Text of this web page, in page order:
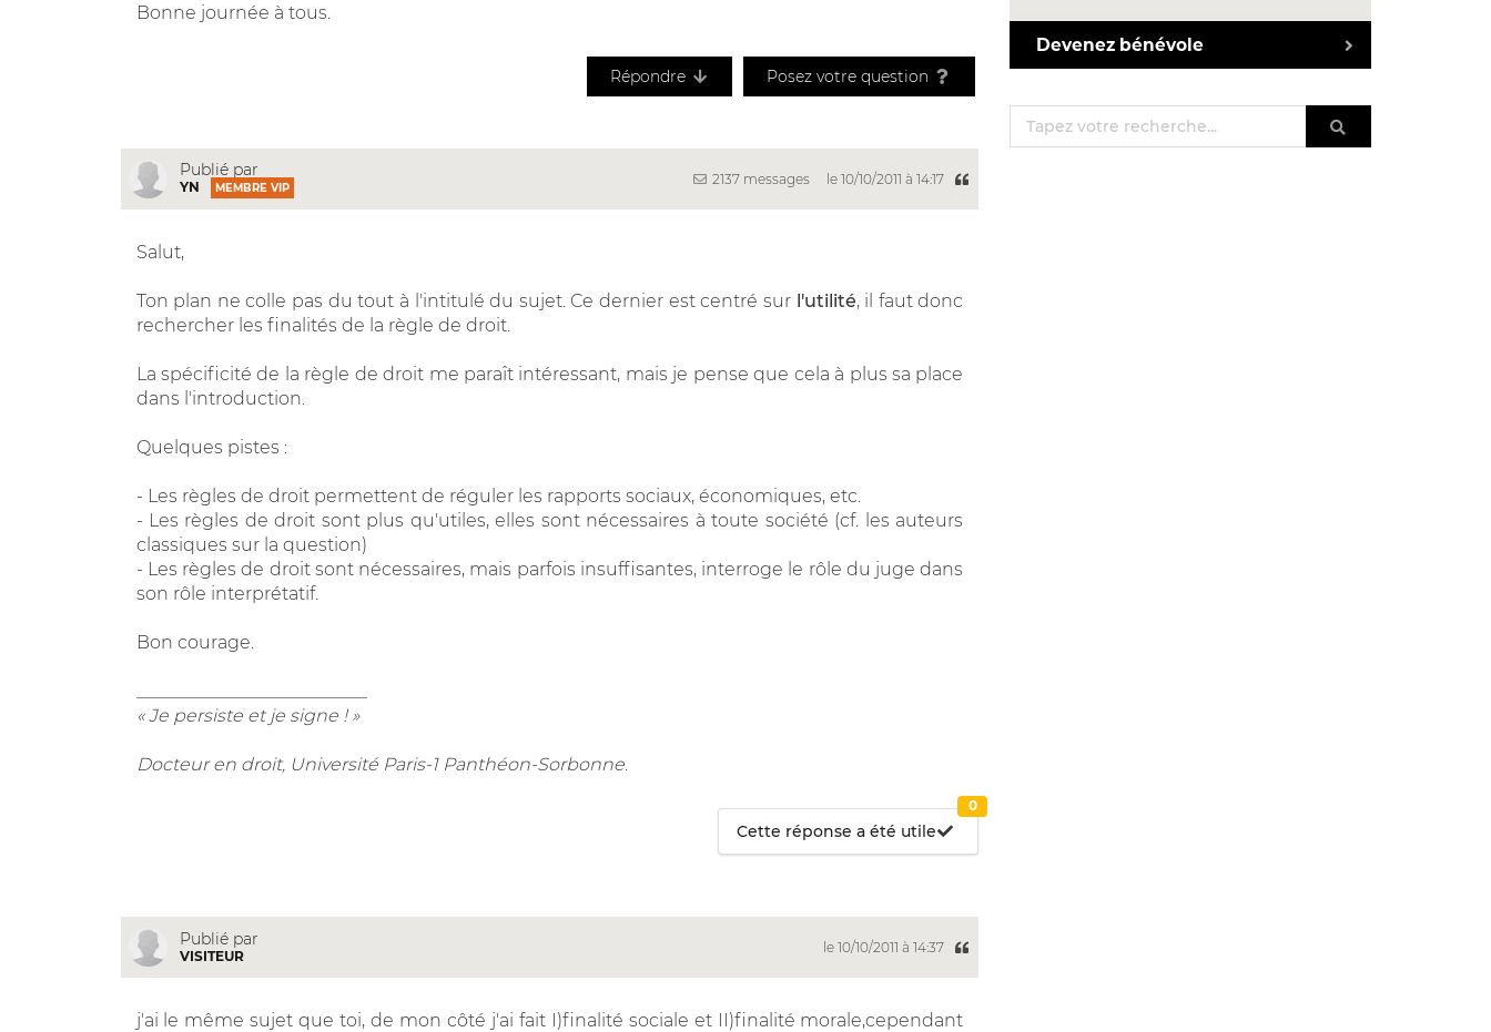
Bonne journée à tous.
Répondre Posez votre question
Publié par
YN MEMBRE VIP
2137 messages le 10/10/2011 à 14:17
Salut,
Ton plan ne colle pas du tout à l'intitulé du sujet. Ce dernier est centré sur l'utilité, il faut donc
rechercher les finalités de la règle de droit.
La spécificité de la règle de droit me paraît intéressant, mais je pense que cela à plus sa place
dans l'introduction.
Quelques pistes :
- Les règles de droit permettent de réguler les rapports sociaux, économiques, etc.
- Les règles de droit sont plus qu'utiles, elles sont nécessaires à toute société (cf. les auteurs
classiques sur la question)
- Les règles de droit sont nécessaires, mais parfois insuffisantes, interroge le rôle du juge dans
son rôle interprétatif.
Bon courage.
« Je persiste et je signe ! »
Docteur en droit, Université Paris-1 Panthéon-Sorbonne.
Cette réponse a été utile
0
Publié par
VISITEUR
le 10/10/2011 à 14:37
j'ai le même sujet que toi, de mon côté j'ai fait I)finalité sociale et II)finalité morale,cependant
Devenez bénévole